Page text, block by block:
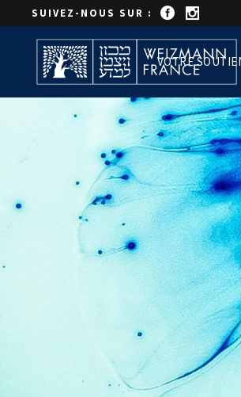
SUIVEZ-NOUS SUR :
VOTRE